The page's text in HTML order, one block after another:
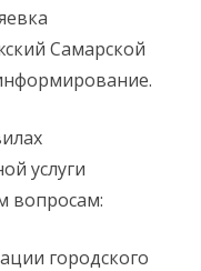
Самарской
услуги
вопросам:
городского